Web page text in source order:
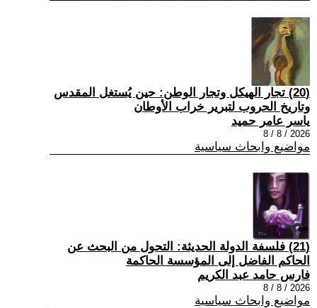
(20) تجار الهيكل وتجار الوطن: حين يُستغل المقدس
وتاريخ الحروب لتبرير خراب الأوطان
ياسر عامر حميد
2026 / 8 / 8
مواضيع وابحاث سياسية
(21) فلسفة الدولة الحديثة: التحول من البحث عن
الحاكم الفاضل إلى المؤسسة الحاكمة
فارس حامد عبد الكريم
2026 / 8 / 8
مواضيع وابحاث سياسية